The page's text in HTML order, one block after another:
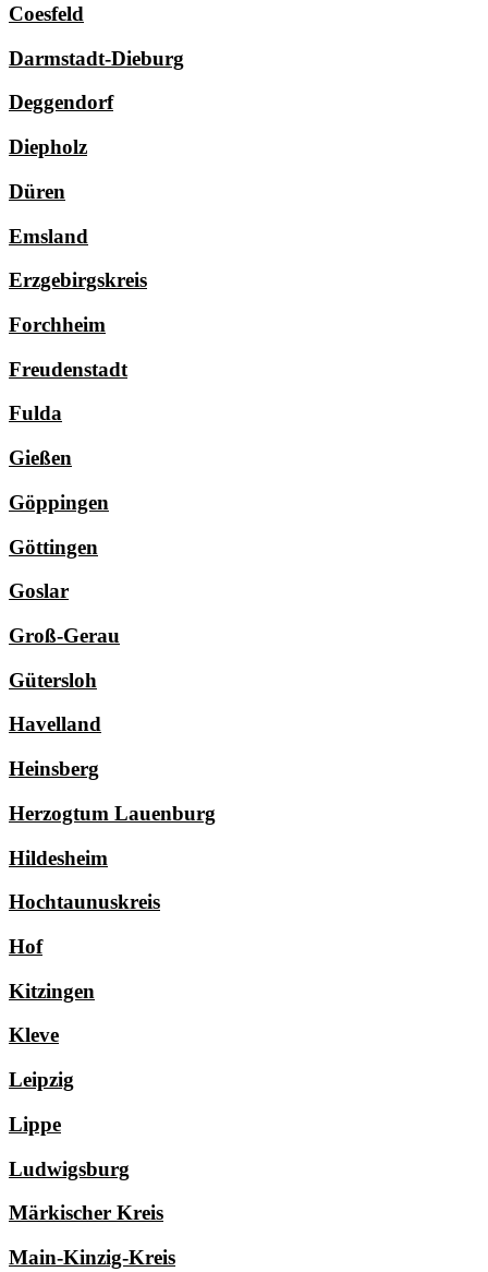
Coesfeld
Darmstadt-Dieburg
Deggendorf
Diepholz
Düren
Emsland
Erzgebirgskreis
Forchheim
Freudenstadt
Fulda
Gießen
Göppingen
Göttingen
Goslar
Groß-Gerau
Gütersloh
Havelland
Heinsberg
Herzogtum Lauenburg
Hildesheim
Hochtaunuskreis
Hof
Kitzingen
Kleve
Leipzig
Lippe
Ludwigsburg
Märkischer Kreis
Main-Kinzig-Kreis